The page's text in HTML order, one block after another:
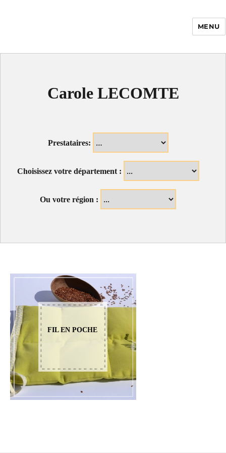
Enfance Made in
MENU
Carole LECOMTE
Prestataires:
Choisissez votre département :
Ou votre région :
FIL EN POCHE